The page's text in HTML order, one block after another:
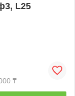
L25
₸